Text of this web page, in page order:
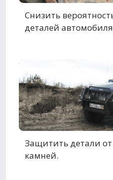
Снизить
деталей
Защитить детали
камней.